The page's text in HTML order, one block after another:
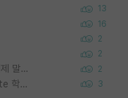
13
16
2
2
타대학원 컨텍 준비중인데, 지도교수님께는 언제 말씀드려야 할까요? 2
우리나라도 학구 열풍보면 Higher Doctorate 학위가 필요하다고 봅니다. 3